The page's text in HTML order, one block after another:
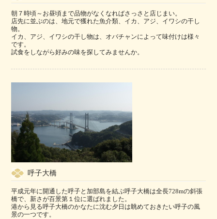
朝７時頃～お昼頃まで品物がなくなればさっさと店じまい。
店先に並ぶのは、地元で獲れた魚介類、イカ、アジ、イワシの干し
物。
イカ、アジ、イワシの干し物は、オバチャンによって味付けは様々
です。
試食をしながら好みの味を探してみませんか。
呼子大橋
平成元年に開通した呼子と加部島を結ぶ呼子大橋は全長728mの斜張
橋で、新さが百景第１位に選ばれました。
港から見る呼子大橋のかなたに沈む夕日は眺めておきたい呼子の風
景の一つです。